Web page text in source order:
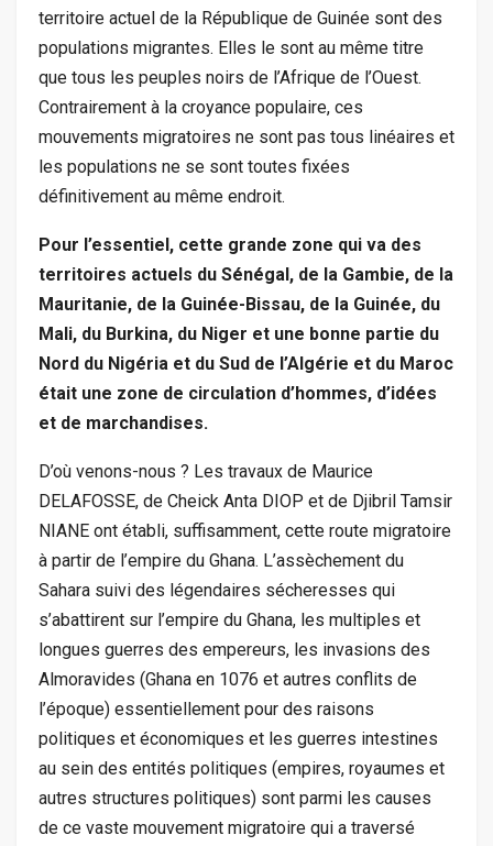
territoire actuel de la République de Guinée sont des
populations migrantes. Elles le sont au même titre
que tous les peuples noirs de l’Afrique de l’Ouest.
Contrairement à la croyance populaire, ces
mouvements migratoires ne sont pas tous linéaires et
les populations ne se sont toutes fixées
définitivement au même endroit.
Pour l’essentiel, cette grande zone qui va des
territoires actuels du Sénégal, de la Gambie, de la
Mauritanie, de la Guinée-Bissau, de la Guinée, du
Mali, du Burkina, du Niger et une bonne partie du
Nord du Nigéria et du Sud de l’Algérie et du Maroc
était une zone de circulation d’hommes, d’idées
et de marchandises.
D’où venons-nous ? Les travaux de Maurice
DELAFOSSE, de Cheick Anta DIOP et de Djibril Tamsir
NIANE ont établi, suffisamment, cette route migratoire
à partir de l’empire du Ghana. L’assèchement du
Sahara suivi des légendaires sécheresses qui
s’abattirent sur l’empire du Ghana, les multiples et
longues guerres des empereurs, les invasions des
Almoravides (Ghana en 1076 et autres conflits de
l’époque) essentiellement pour des raisons
politiques et économiques et les guerres intestines
au sein des entités politiques (empires, royaumes et
autres structures politiques) sont parmi les causes
de ce vaste mouvement migratoire qui a traversé